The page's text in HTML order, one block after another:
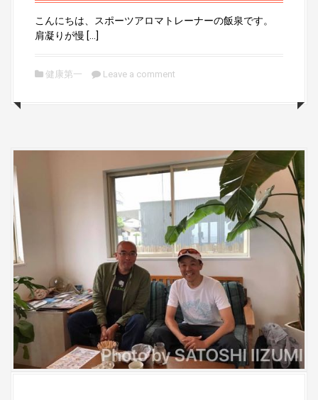
こんにちは、スポーツアロマトレーナーの飯泉です。
肩凝りが慢 […]
健康第一 Leave a comment